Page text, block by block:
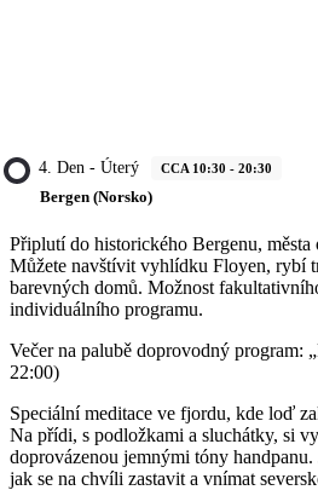
4. Den - Úterý CCA 10:30 - 20:30
Bergen (Norsko)
Připlutí do historického Bergenu, města
Můžete navštívit vyhlídku Floyen, rybí
barevných domů. Možnost
individuálního programu.
Večer na palubě doprovodný program:
22:00)
Speciální meditace ve fjordu, kde loď
Na přídi, s podložkami a sluchátky, si
doprovázenou jemnými tóny
jak se na chvíli zastavit a vnímat